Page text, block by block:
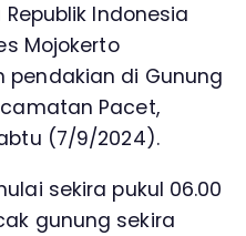
Indonesia
Mojokerto
di Gunung
Pacet,
(7/9/2024).
sekira pukul 06.00
gunung sekira